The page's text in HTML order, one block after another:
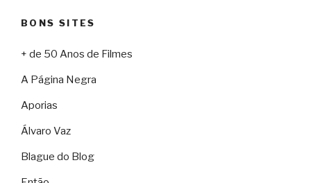
BONS SITES
+ de 50 Anos de Filmes
A Página Negra
Aporias
Álvaro Vaz
Blague do Blog